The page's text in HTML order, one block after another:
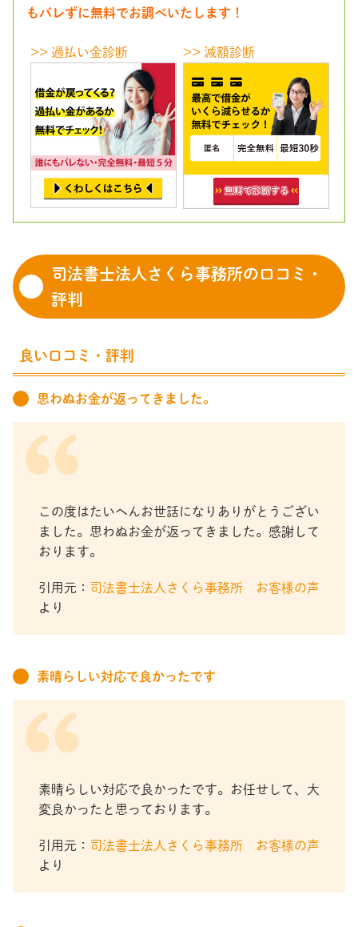
もバレずに無料でお調べいたします！
>> 過払い金診断 >> 減額診断
司法書士法人さくら事務所の口コミ・
評判
良い口コミ・評判
思わぬお金が返ってきました。
この度はたいへんお世話になりありがとうござい
ました。思わぬお金が返ってきました。感謝して
おります。
引用元： 司法書士法人さくら事務所 お客様の声
より
素晴らしい対応で良かったです
素晴らしい対応で良かったです。お任せして、大
変良かったと思っております。
引用元： 司法書士法人さくら事務所 お客様の声
より